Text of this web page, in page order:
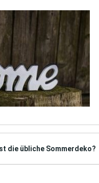
die übliche Sommerdeko?